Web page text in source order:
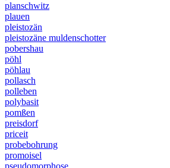
planschwitz
plauen
pleistozän
pleistozäne muldenschotter
pobershau
pöhl
pöhlau
pollasch
polleben
polybasit
pomßen
preisdorf
priceit
probebohrung
promoisel